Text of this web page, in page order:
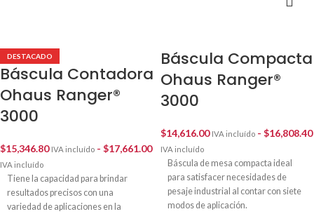
DESTACADO
Báscula Contadora
Ohaus Ranger®
3000
$15,346.80 IVA incluído - $17,661.00
IVA incluído
Tiene la capacidad para brindar
resultados precisos con una
variedad de aplicaciones en la
Báscula Compacta
Ohaus Ranger®
3000
$14,616.00 IVA incluído - $16,808.40
IVA incluído
Báscula de mesa compacta ideal
para satisfacer necesidades de
pesaje industrial al contar con siete
modos de aplicación.